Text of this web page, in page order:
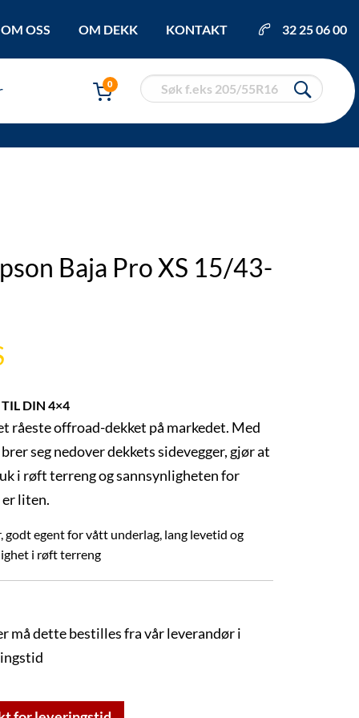
OM OSS OM DEKK KONTAKT 32 25 06 00
0
Baja Pro XS 15/43-
DIN 4×4
råeste offroad-dekket på markedet. Med
seg nedover dekkets sidevegger, gjør at
i røft terreng og sannsynligheten for
liten.
egent for vått underlag, lang levetid og
i røft terreng
må dette bestilles fra vår leverandør i